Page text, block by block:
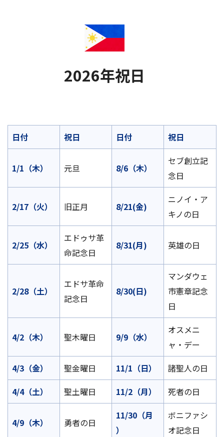
2026年祝日
日付 祝日 日付 祝日
1/1（木） 元旦 8/6（木）
セブ創立記
念日
2/17（火） 旧正月 8/21(金)
ニノイ・ア
キノの日
2/25（水）
エドゥサ革
命記念日
8/31(月) 英雄の日
2/28（土）
エドサ革命
記念日
8/30(日)
マンダウェ
市憲章記念
日
4/2（木） 聖木曜日 9/9（水）
オスメニ
ャ・デー
4/3（金）
聖金曜日 11/1（日）
諸聖人の日
4/4（土）
聖土曜日 11/2（月） 死者の日
4/9（木） 勇者の日
11/30（月
）
ボニファシ
オ記念日